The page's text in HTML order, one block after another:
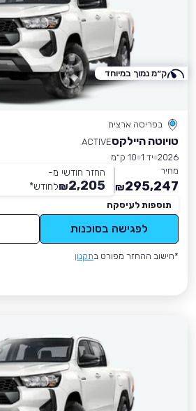
בפריסה ארצית
טויוטה היילקסACTIVE
2026 יד 1
10 ק״מ
מחיר
295,247
₪
החזר חודשי מ-
2,205
₪לחודש*
תוספות לעיסקה
לפגישה בסוכנות
*חישוב ההחזר מפורט בתקנון
ק״מ נמוך במיוחד